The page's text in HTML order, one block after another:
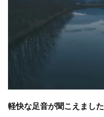
軽快な足音が聞こえました